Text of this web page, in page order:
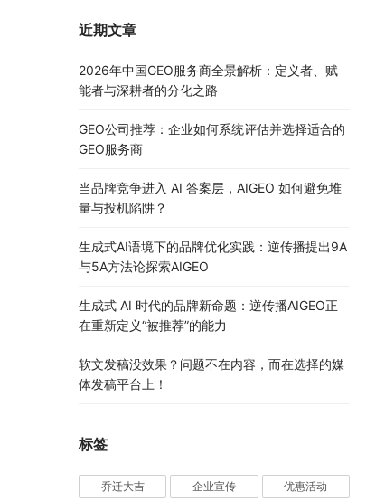
近期文章
2026年中国GEO服务商全景解析：定义者、赋
能者与深耕者的分化之路
GEO公司推荐：企业如何系统评估并选择适合的
GEO服务商
当品牌竞争进入 AI 答案层，AIGEO 如何避免堆
量与投机陷阱？
生成式AI语境下的品牌优化实践：逆传播提出9A
与5A方法论探索AIGEO
生成式 AI 时代的品牌新命题：逆传播AIGEO正
在重新定义“被推荐”的能力
软文发稿没效果？问题不在内容，而在选择的媒
体发稿平台上！
标签
乔迁大吉 企业宣传 优惠活动